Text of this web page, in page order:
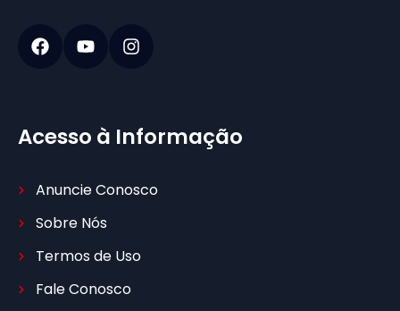
Acesso à Informação
Anuncie Conosco
Sobre Nós
Termos de Uso
Fale Conosco